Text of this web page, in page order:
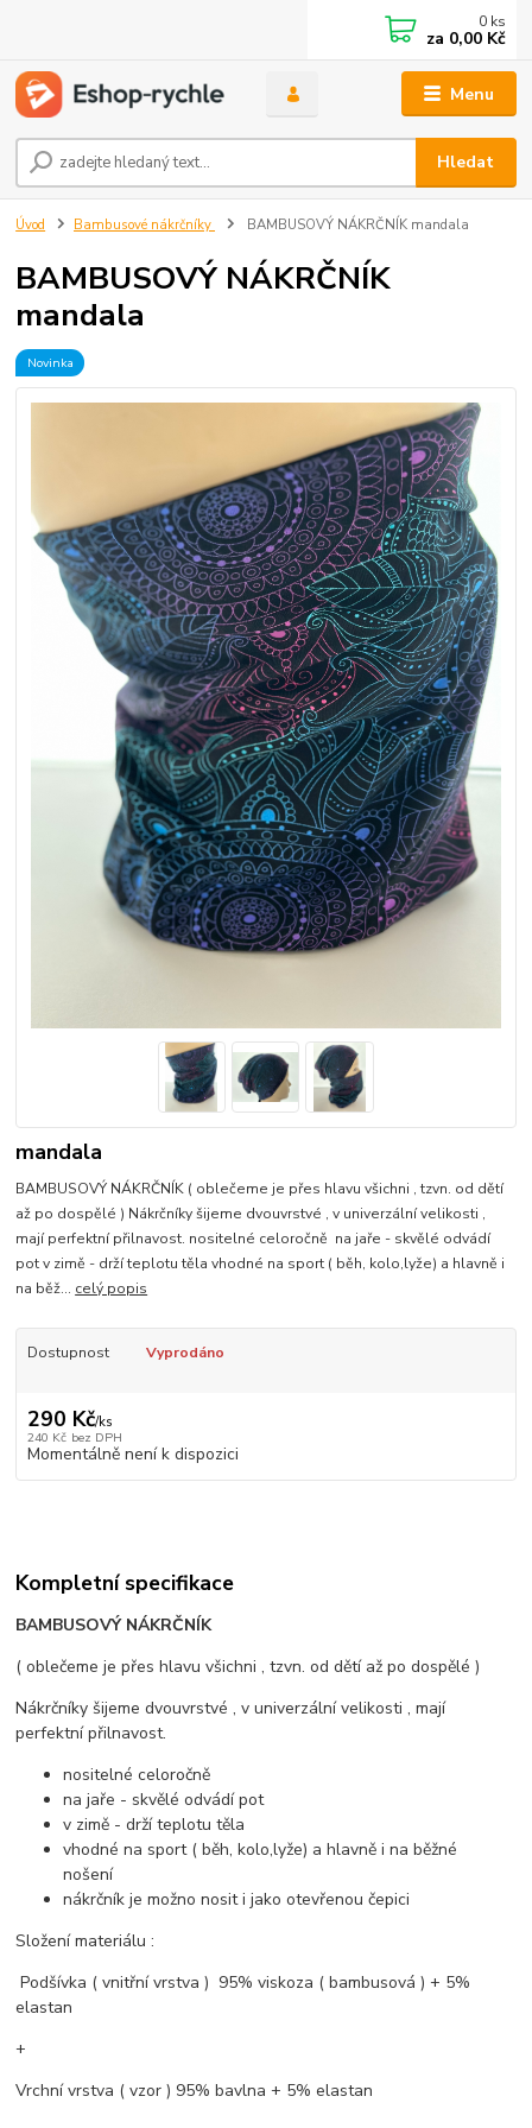
Menu
Hledat
0 ks
za 0,00 Kč
Úvod Bambusové nákrčníky BAMBUSOVÝ NÁKRČNÍK mandala
BAMBUSOVÝ NÁKRČNÍK
mandala
Novinka
mandala
BAMBUSOVÝ NÁKRČNÍK ( oblečeme je přes hlavu všichni , tzvn. od dětí
až po dospělé ) Nákrčníky šijeme dvouvrstvé , v univerzální velikosti ,
mají perfektní přilnavost. nositelné celoročně na jaře - skvělé odvádí
pot v zimě - drží teplotu těla vhodné na sport ( běh, kolo,lyže) a hlavně i
na běž... celý popis
Dostupnost Vyprodáno
290 Kč/ks
240 Kč bez DPH
Momentálně není k dispozici
Kompletní specifikace
BAMBUSOVÝ NÁKRČNÍK
( oblečeme je přes hlavu všichni , tzvn. od dětí až po dospělé )
Nákrčníky šijeme dvouvrstvé , v univerzální velikosti , mají
perfektní přilnavost.
nositelné celoročně
na jaře - skvělé odvádí pot
v zimě - drží teplotu těla
vhodné na sport ( běh, kolo,lyže) a hlavně i na běžné
nošení
nákrčník je možno nosit i jako otevřenou čepici
Složení materiálu :
Podšívka ( vnitřní vrstva ) 95% viskoza ( bambusová ) + 5%
elastan
+
Vrchní vrstva ( vzor ) 95% bavlna + 5% elastan